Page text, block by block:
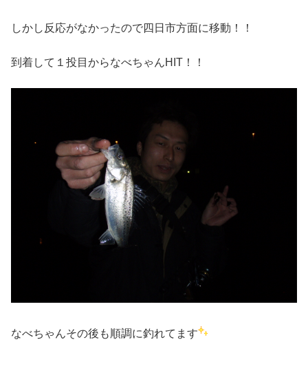
しかし反応がなかったので四日市方面に移動！！
到着して１投目からなべちゃんHIT！！
なべちゃんその後も順調に釣れてます